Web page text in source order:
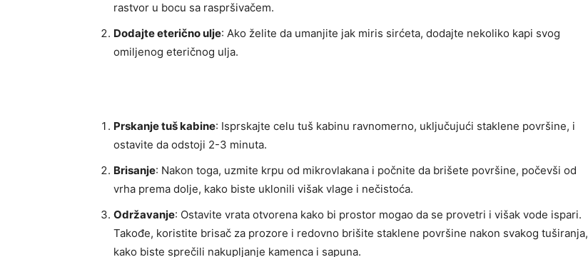
rastvor u bocu sa raspršivačem.
Dodajte eterično ulje: Ako želite da umanjite jak miris sirćeta, dodajte nekoliko kapi svog
omiljenog eteričnog ulja.
Prskanje tuš kabine: Isprskajte celu tuš kabinu ravnomerno, uključujući staklene površine, i
ostavite da odstoji 2-3 minuta.
Brisanje: Nakon toga, uzmite krpu od mikrovlakana i počnite da brišete površine, počevši od
vrha prema dolje, kako biste uklonili višak vlage i nečistoća.
Održavanje: Ostavite vrata otvorena kako bi prostor mogao da se provetri i višak vode ispari.
Takođe, koristite brisač za prozore i redovno brišite staklene površine nakon svakog tuširanja,
kako biste sprečili nakupljanje kamenca i sapuna.